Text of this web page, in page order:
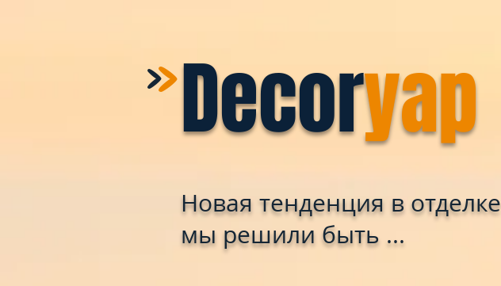
Decoryap
>>
Новая тенденция в отделке
мы решили быть ...